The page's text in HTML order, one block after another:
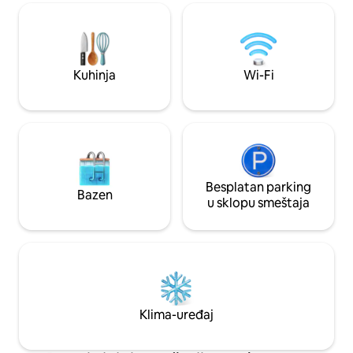
gnezde iznad parka i pokušajte da brojite
kako počinje noću. Odmor je
IZNENAĐEN :))
Kuhinja Wi-Fi
Bazen
Besplatan parking
u sklopu smeštaja
Klima-uređaj